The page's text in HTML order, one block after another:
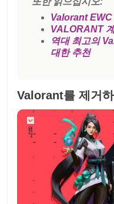
Valorant EWC
VALORANT
역대 최고의
대한 추천
Valorant를 제거